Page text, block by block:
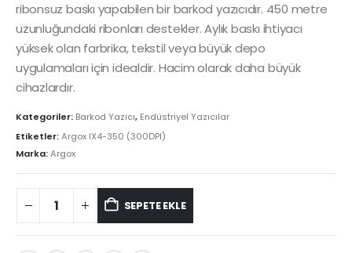
ribonsuz baskı yapabilen bir barkod yazıcıdır. 450 metre
uzunluğundaki ribonları destekler. Aylık baskı ihtiyacı
yüksek olan farbrika, tekstil veya büyük depo
uygulamaları için idealdir. Hacim olarak daha büyük
cihazlardır.
Kategoriler: Barkod Yazıcı, Endüstriyel Yazıcılar
Etiketler:Argox IX4-350 (300DPI)
Marka:Argox
SEPETE EKLE